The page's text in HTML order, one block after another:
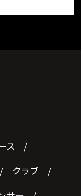
ス
クラブ